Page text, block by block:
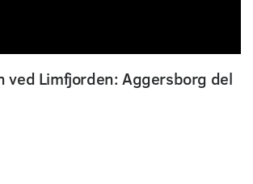
ved Limfjorden: Aggersborg del